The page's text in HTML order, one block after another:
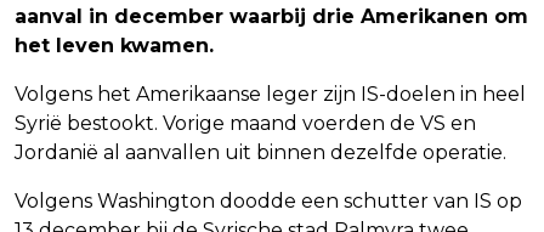
aanval in december waarbij drie Amerikanen om
het leven kwamen.
Volgens het Amerikaanse leger zijn IS-doelen in heel
Syrië bestookt. Vorige maand voerden de VS en
Jordanië al aanvallen uit binnen dezelfde operatie.
Volgens Washington doodde een schutter van IS op